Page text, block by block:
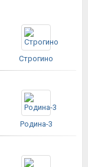
Строгино
Родина-3